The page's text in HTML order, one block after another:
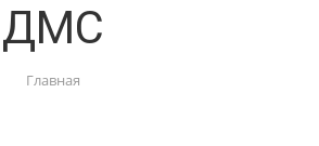
ДМС
Главная